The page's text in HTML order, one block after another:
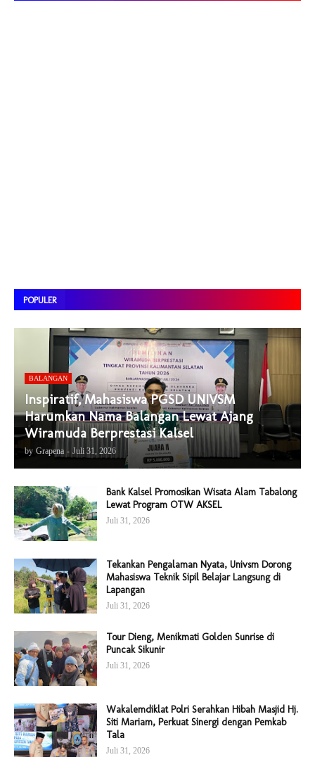
POPULER
BALANGAN
Inspiratif, Mahasiswa PGSD UNIVSM
Harumkan Nama Balangan Lewat Ajang
Wiramuda Berprestasi Kalsel
by Grapena - Juli 31, 2026
Bank Kalsel Promosikan Wisata Alam Tabalong
Lewat Program OTW AKSEL
Juli 31, 2026
Tekankan Pengalaman Nyata, Univsm Dorong
Mahasiswa Teknik Sipil Belajar Langsung di
Lapangan
Juli 31, 2026
Tour Dieng, Menikmati Golden Sunrise di
Puncak Sikunir
Juli 31, 2026
Wakalemdiklat Polri Serahkan Hibah Masjid Hj.
Siti Mariam, Perkuat Sinergi dengan Pemkab
Tala
Juli 31, 2026